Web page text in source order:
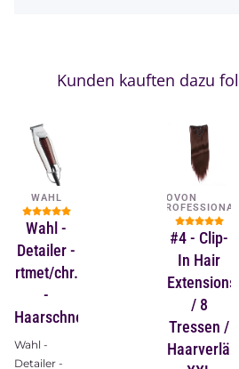
Kunden kauften dazu
WAHL
Wahl -
Detailer -
rtmet/chr.
-
Haarschneidemaschine
Wahl -
Detailer -
NOVON
PROFESSIONAL
#4 - Clip-
In Hair
Extensions
/ 8
Tressen /